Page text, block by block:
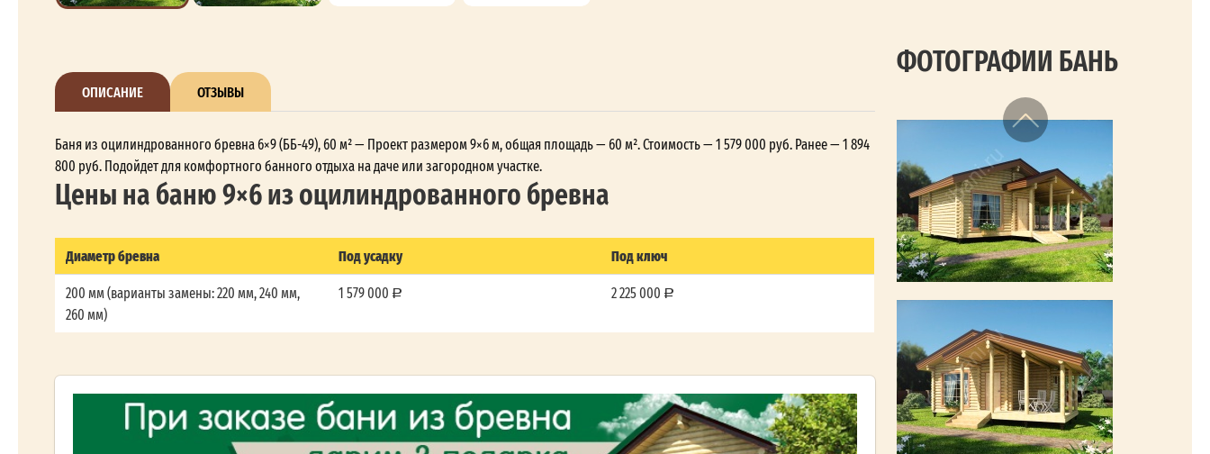
ОПИСАНИЕ ОТЗЫВЫ
Баня из оцилиндрованного бревна 6×9 (ББ-49), 60 м² — Проект размером 9×6 м, общая площадь — 60 м². Стоимость — 1 579 000 руб. Ранее — 1 894
800 руб. Подойдет для комфортного банного отдыха на даче или загородном участке.
Цены на баню 9×6 из оцилиндрованного бревна
Диаметр бревна Под усадку Под ключ
200 мм (варианты замены: 220 мм, 240 мм,
260 мм)
1 579 000 2 225 000
ФОТОГРАФИИ БАНЬ